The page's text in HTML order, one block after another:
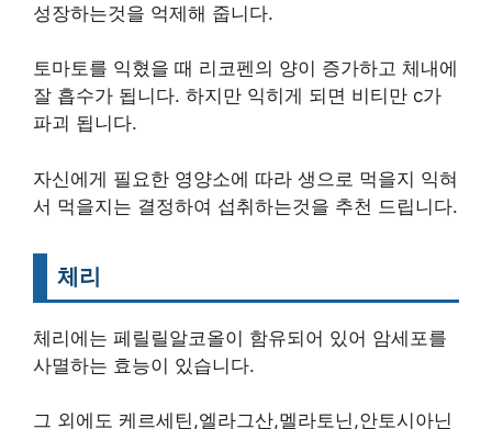
성장하는것을 억제해 줍니다.
토마토를 익혔을 때 리코펜의 양이 증가하고 체내에
잘 흡수가 됩니다. 하지만 익히게 되면 비티만 c가
파괴 됩니다.
자신에게 필요한 영양소에 따라 생으로 먹을지 익혀
서 먹을지는 결정하여 섭취하는것을 추천 드립니다.
체리
체리에는 페릴릴알코올이 함유되어 있어 암세포를
사멸하는 효능이 있습니다.
그 외에도 케르세틴,엘라그산,멜라토닌,안토시아닌